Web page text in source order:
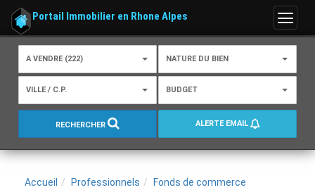
Menu
Portail Immobilier en Rhone Alpes
A VENDRE (222) NATURE DU BIEN
VILLE / C.P. BUDGET
RECHERCHER ALERTE EMAIL
Accueil Professionnels
Fonds de commerce